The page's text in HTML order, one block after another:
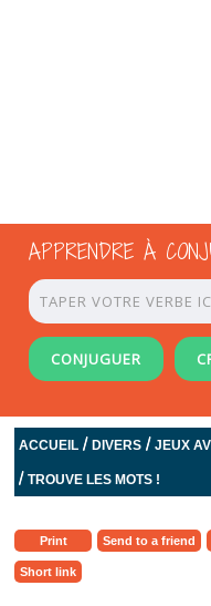
APPRENDRE À
CONJUGUER
ACCUEIL /DIVERS /JEUX
/TROUVE LES MOTS !
Print Send to a friend
Short link